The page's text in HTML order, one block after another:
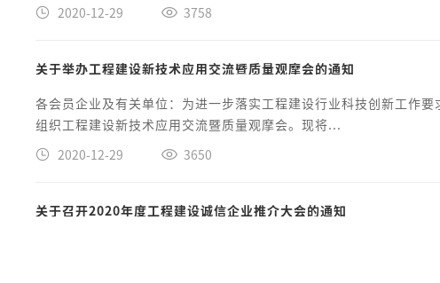
2020-12-29
3758
关于举办工程建设新技术应用交流暨质量观摩会的通知
各会员企业及有关单位：为进一步落实工程建设行业科技创新工作
组织工程建设新技术应用交流暨质量观摩会。现将...
2020-12-29
3650
关于召开2020年度工程建设诚信企业推介大会的通知